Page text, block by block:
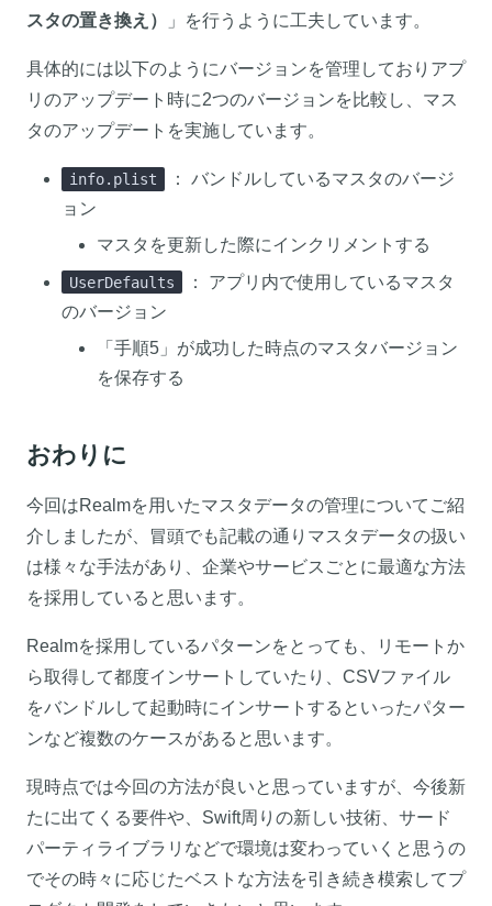
スタの置き換え）
」を行うように工夫しています。
具体的には以下のようにバージョンを管理しておりアプ
リのアップデート時に2つのバージョンを比較し、マス
タのアップデートを実施しています。
info.plist
： バンドルしているマスタのバージ
ョン
マスタを更新した際にインクリメントする
UserDefaults
： アプリ内で使用しているマスタ
のバージョン
「手順5」が成功した時点のマスタバージョン
を保存する
おわりに
今回はRealmを用いたマスタデータの管理についてご紹
介しましたが、冒頭でも記載の通りマスタデータの扱い
は様々な手法があり、企業やサービスごとに最適な方法
を採用していると思います。
Realmを採用しているパターンをとっても、リモートか
ら取得して都度インサートしていたり、CSVファイル
をバンドルして起動時にインサートするといったパター
ンなど複数のケースがあると思います。
現時点では今回の方法が良いと思っていますが、今後新
たに出てくる要件や、Swift周りの新しい技術、サード
パーティライブラリなどで環境は変わっていくと思うの
でその時々に応じたベストな方法を引き続き模索してプ